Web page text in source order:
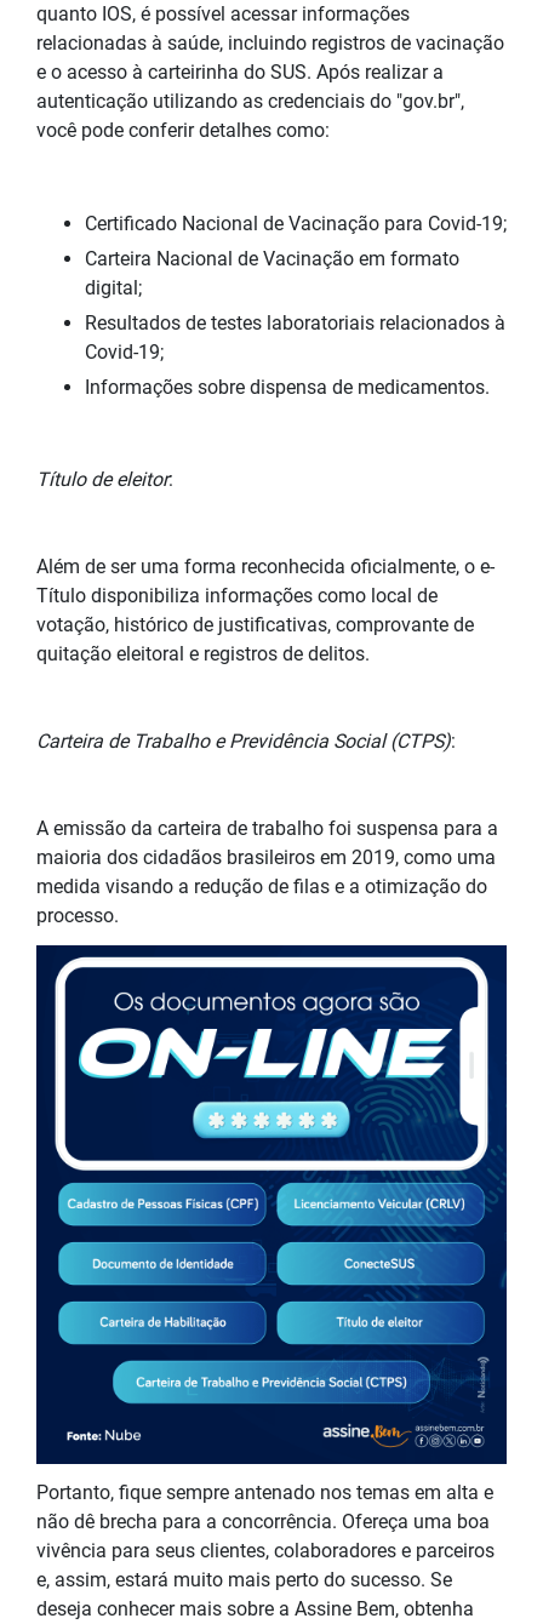
quanto IOS, é possível acessar informações
relacionadas à saúde, incluindo registros de vacinação
e o acesso à carteirinha do SUS. Após realizar a
autenticação utilizando as credenciais do "gov.br",
você pode conferir detalhes como:
Certificado Nacional de Vacinação para Covid-19;
Carteira Nacional de Vacinação em formato
digital;
Resultados de testes laboratoriais relacionados à
Covid-19;
Informações sobre dispensa de medicamentos.
Título de eleitor:
Além de ser uma forma reconhecida oficialmente, o e-
Título disponibiliza informações como local de
votação, histórico de justificativas, comprovante de
quitação eleitoral e registros de delitos.
Carteira de Trabalho e Previdência Social (CTPS):
A emissão da carteira de trabalho foi suspensa para a
maioria dos cidadãos brasileiros em 2019, como uma
medida visando a redução de filas e a otimização do
processo.
Portanto, fique sempre antenado nos temas em alta e
não dê brecha para a concorrência. Ofereça uma boa
vivência para seus clientes, colaboradores e parceiros
e, assim, estará muito mais perto do sucesso. Se
deseja conhecer mais sobre a Assine Bem, obtenha